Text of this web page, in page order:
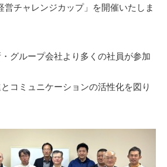
営チャレンジカップ」を開催いたしま
グループ会社より多くの社員が参加
コミュニケーションの活性化を図り